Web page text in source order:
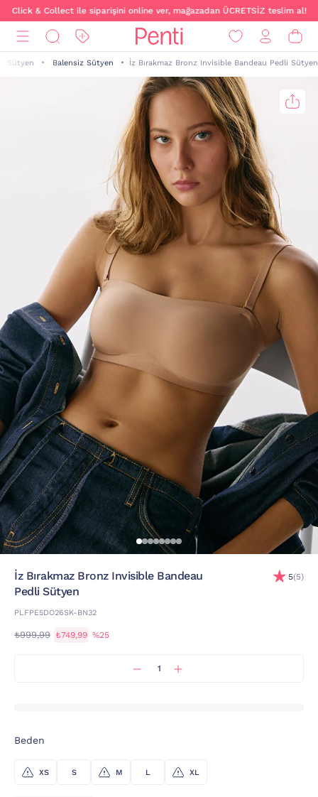
Click & Collect ile siparişini online ver, mağazadan ÜCRETSİZ teslim al!
Sütyen Balensiz Sütyen İz Bırakmaz Bronz Invisible Bandeau Pedli Sütyen
İz Bırakmaz Bronz Invisible Bandeau
Pedli Sütyen
PLFPE5DO26SK-BN32
5(5)
₺999,99 ₺749,99 %25
Beden
XS S M L XL